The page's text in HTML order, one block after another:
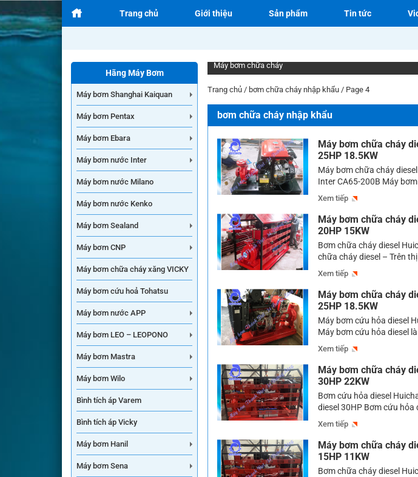
Trang chủ Giới thiệu Sản phẩm Tin tức
Hãng Máy Bơm
Máy bơm Shanghai Kaiquan
Máy bơm Pentax
Máy bơm Ebara
Máy bơm nước Inter
Máy bơm nước Milano
Máy bơm nước Kenko
Máy bơm Sealand
Máy bơm CNP
Máy bơm chữa cháy xăng VICKY
Máy bơm cứu hoả Tohatsu
Máy bơm nước APP
Máy bơm LEO – LEOPONO
Máy bơm Mastra
Máy bơm Wilo
Bình tích áp Varem
Bình tích áp Vicky
Máy bơm Hanil
Máy bơm Sena
Máy bơm chữa cháy
Trang chủ / bơm chữa cháy nhập khẩu / Page 4
bơm chữa cháy nhập khẩu
Máy bơm chữa cháy
25HP 18.5KW
Máy bơm chữa cháy
Inter CA65-200B Máy
máy bơm có thể thấy có
đích cấp nước, tuy nhiên
Xem tiếp
Máy bơm chữa cháy
20HP 15KW
Bơm chữa cháy diesel
chữa cháy diesel – Trên
thống chữa cháy rất đa
xăng. Thông thường nếu
Xem tiếp
Máy bơm chữa cháy
25HP 18.5KW
Máy bơm cứu hỏa diesel
Máy bơm cứu hỏa diesel
cùng quan trong đang
chữa cháy chuyên
[…]
Xem tiếp
Máy bơm chữa cháy
30HP 22KW
Bơm cứu hỏa diesel
diesel 30HP Bơm cứu
để bơm nước phục vụ
bơm chữa cháy. Hiện
[…]
Xem tiếp
Máy bơm chữa cháy
15HP 11KW
Bơm chữa cháy diesel